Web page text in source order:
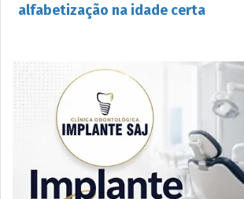
alfabetização na idade certa